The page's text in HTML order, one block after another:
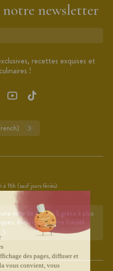
newsletter
recettes exquises et
!
à 16h (sauf jours fériés).
note de 4,7 sur 5 grâce à plus
Merci pour votre fidélité.